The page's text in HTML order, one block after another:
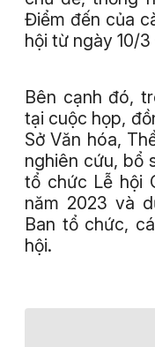
Điểm đến của
hội từ ngày 10/
Bên cạnh đó,
tại cuộc họp,
Sở Văn hóa,
nghiên cứu, bổ
tổ chức Lễ hội
năm 2023 và
Ban tổ chức,
hội.